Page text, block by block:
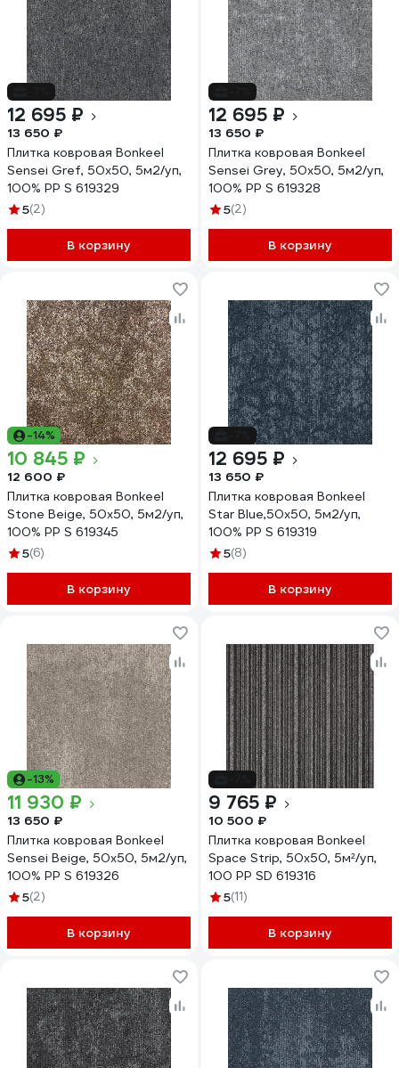
12 695 ₽
13 650 ₽
Плитка ковровая Bonkeel
Sensei Gref, 50x50, 5м2/уп,
100% PP S 619329
5(2)
В корзину
12 695 ₽
13 650 ₽
Плитка ковровая Bonkeel
Sensei Grey, 50x50, 5м2/уп,
100% PP S 619328
5(2)
В корзину
-14%
10 845 ₽
12 600 ₽
Плитка ковровая Bonkeel
Stone Beige, 50x50, 5м2/уп,
100% PP S 619345
5(6)
В корзину
12 695 ₽
13 650 ₽
Плитка ковровая Bonkeel
Star Blue,50x50, 5м2/уп,
100% PP S 619319
5(8)
В корзину
-13%
11 930 ₽
13 650 ₽
Плитка ковровая Bonkeel
Sensei Beige, 50x50, 5м2/уп,
100% PP S 619326
5(2)
В корзину
9 765 ₽
10 500 ₽
Плитка ковровая Bonkeel
Space Strip, 50x50, 5м²/уп,
100 PP SD 619316
5(11)
В корзину